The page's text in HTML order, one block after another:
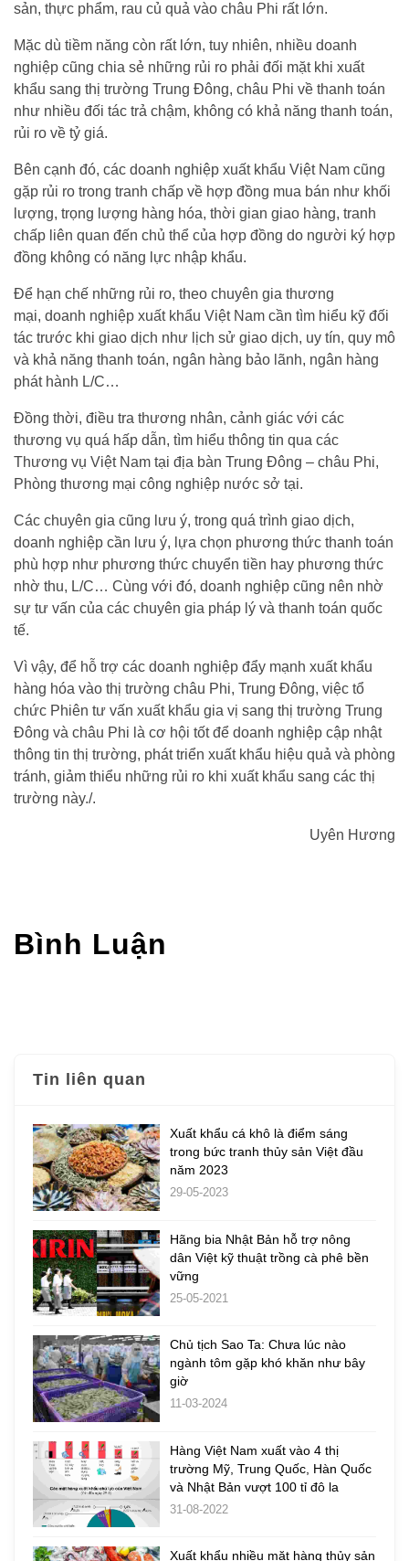
sản, thực phẩm, rau củ quả vào châu Phi rất lớn.
Mặc dù tiềm năng còn rất lớn, tuy nhiên, nhiều doanh
nghiệp cũng chia sẻ những rủi ro phải đối mặt khi xuất
khẩu sang thị trường Trung Đông, châu Phi về thanh toán
như nhiều đối tác trả chậm, không có khả năng thanh toán,
rủi ro về tỷ giá.
Bên cạnh đó, các doanh nghiệp xuất khẩu Việt Nam cũng
gặp rủi ro trong tranh chấp về hợp đồng mua bán như khối
lượng, trọng lượng hàng hóa, thời gian giao hàng, tranh
chấp liên quan đến chủ thể của hợp đồng do người ký hợp
đồng không có năng lực nhập khẩu.
Để hạn chế những rủi ro, theo chuyên gia thương
mại, doanh nghiệp xuất khẩu Việt Nam cần tìm hiểu kỹ đối
tác trước khi giao dịch như lịch sử giao dịch, uy tín, quy mô
và khả năng thanh toán, ngân hàng bảo lãnh, ngân hàng
phát hành L/C…
Đồng thời, điều tra thương nhân, cảnh giác với các
thương vụ quá hấp dẫn, tìm hiểu thông tin qua các
Thương vụ Việt Nam tại địa bàn Trung Đông – châu Phi,
Phòng thương mại công nghiệp nước sở tại.
Các chuyên gia cũng lưu ý, trong quá trình giao dịch,
doanh nghiệp cần lưu ý, lựa chọn phương thức thanh toán
phù hợp như phương thức chuyển tiền hay phương thức
nhờ thu, L/C… Cùng với đó, doanh nghiệp cũng nên nhờ
sự tư vấn của các chuyên gia pháp lý và thanh toán quốc
tế.
Vì vậy, để hỗ trợ các doanh nghiệp đẩy mạnh xuất khẩu
hàng hóa vào thị trường châu Phi, Trung Đông, việc tổ
chức Phiên tư vấn xuất khẩu gia vị sang thị trường Trung
Đông và châu Phi là cơ hội tốt để doanh nghiệp cập nhật
thông tin thị trường, phát triển xuất khẩu hiệu quả và phòng
tránh, giảm thiểu những rủi ro khi xuất khẩu sang các thị
trường này./.
Uyên Hương
Bình Luận
Tin liên quan
Xuất khẩu cá khô là điểm sáng
trong bức tranh thủy sản Việt đầu
năm 2023
29-05-2023
Hãng bia Nhật Bản hỗ trợ nông
dân Việt kỹ thuật trồng cà phê bền
vững
25-05-2021
Chủ tịch Sao Ta: Chưa lúc nào
ngành tôm gặp khó khăn như bây
giờ
11-03-2024
Hàng Việt Nam xuất vào 4 thị
trường Mỹ, Trung Quốc, Hàn Quốc
và Nhật Bản vượt 100 tỉ đô la
31-08-2022
Xuất khẩu nhiều mặt hàng thủy sản